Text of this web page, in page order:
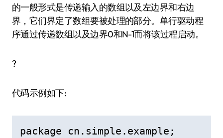
的一般形式是传递输入的数组以及左边界和右边
界，它们界定了数组要被处理的部分。单行驱动程
序通过传递数组以及边界0和N-1而将该过程启动。
?
代码示例如下:
package cn.simple.example;